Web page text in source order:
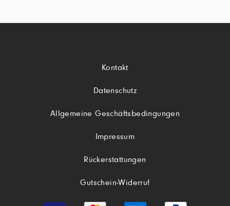
Kontakt
Datenschutz
Allgemeine Geschäftsbedingungen
Impressum
Rückerstattungen
Gutschein-Widerruf